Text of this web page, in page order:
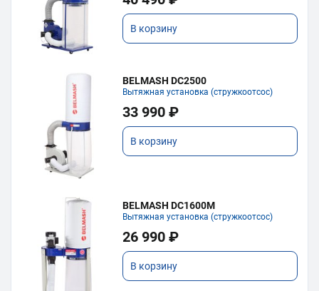
В корзину
BELMASH DC2500
Вытяжная установка (стружкоотсос)
33 990 ₽
В корзину
BELMASH DC1600M
Вытяжная установка (стружкоотсос)
26 990 ₽
В корзину